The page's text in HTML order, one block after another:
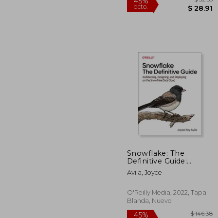
45%
dcto.
Snowflake: The
Definitive Guide:
Architecting,
Designing, and
Snowflake Data Cloud
(en Inglés)
Avila, Joyce
O'Reilly Media, 2022, Tapa
Blanda, Nuevo